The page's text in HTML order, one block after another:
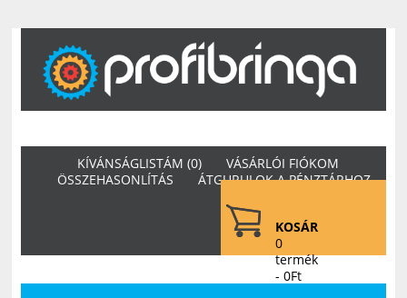
KOSÁR
0
termék
- 0Ft
KÍVÁNSÁGLISTÁM (0)
VÁSÁRLÓI FIÓKOM
ÖSSZEHASONLÍTÁS
ÁTGURULOK A PÉNZTÁRHOZ